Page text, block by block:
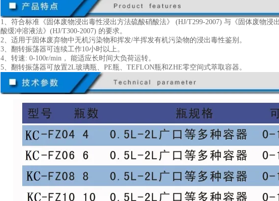
1、符合标准《固体废物浸出毒性浸出方法硫酸硝酸法》 (HJ/T299-2007) 与《固体废物浸
酸缓冲溶液法》(HJ/T300-2007) 的要求。
2、适用于固体废弃物中无机污染物和挥发/半挥发有机污染物的浸出毒性鉴别。
3、翻转振荡器可连续工作10小时以上。
4、转速: 0-100r/min， 能适应长时间大负荷运转。
5、翻转振荡器可放置2L玻璃瓶、PE瓶、TEFLON瓶和ZHE零空间式萃取容器。